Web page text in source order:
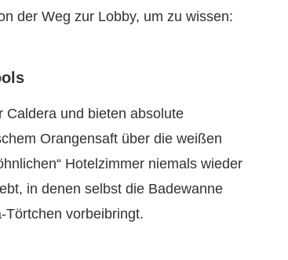
der Weg zur Lobby, um zu wissen:
Caldera und bieten absolute
Orangensaft über die weißen
Hotelzimmer niemals wieder
in denen selbst die Badewanne
Törtchen vorbeibringt.